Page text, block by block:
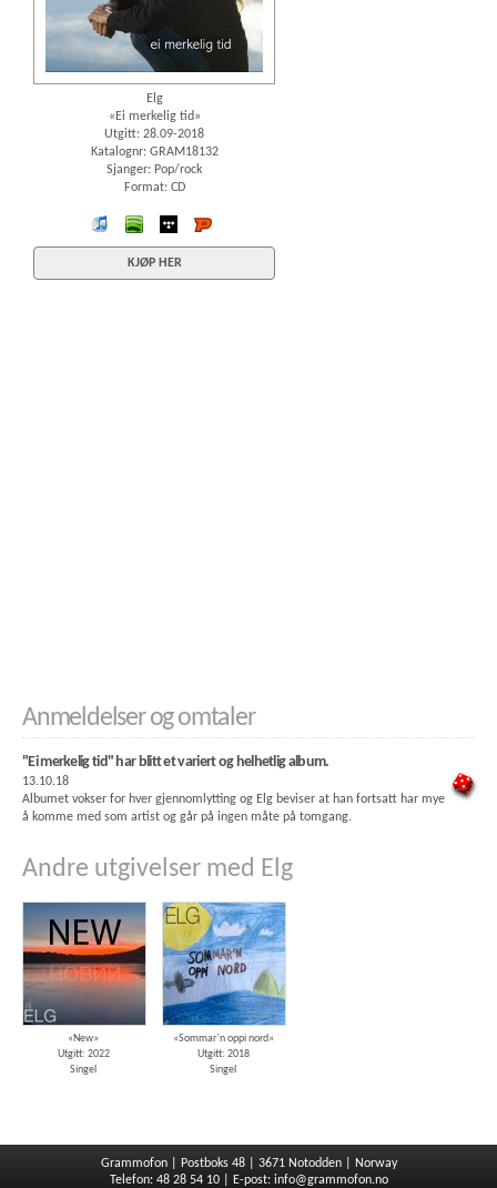
Elg
«Ei merkelig tid»
Utgitt: 28.09-2018
Katalognr: GRAM18132
Sjanger: Pop/rock
Format: CD
iTunes spotify wimp
KJØP HER
Anmeldelser og omtaler
"Ei merkelig tid" har blitt et variert og helhetlig album.
13.10.18
Albumet vokser for hver gjennomlytting og Elg beviser at han fortsatt har mye
å komme med som artist og går på ingen måte på tomgang.
Andre utgivelser med Elg
«New»
Utgitt: 2022
Singel
«Sommar`n oppi nord»
Utgitt: 2018
Singel
Grammofon | Postboks 48 | 3671 Notodden | Norway
Telefon: 48 28 54 10 | E-post: info@grammofon.no